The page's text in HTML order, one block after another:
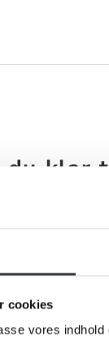
cookies
vores
du klar
og